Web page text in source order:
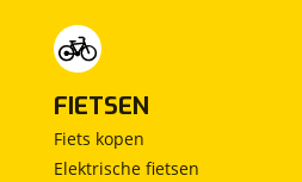
FIETSEN
Fiets kopen
Elektrische fietsen